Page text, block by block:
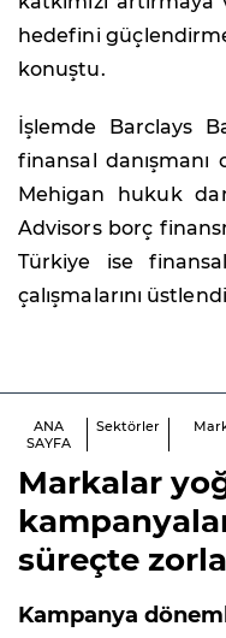
hedefini
konuştu.
İşlemde Barclays
finansal danışmanı
Mehigan hukuk
Advisors borç
Türkiye ise
çalışmalarını
ANA
SAYFA
Sektörler
Markalar
süreçte
Kampanya